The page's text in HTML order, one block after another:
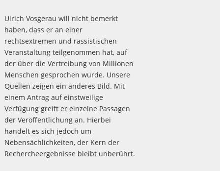
Ulrich Vosgerau will nicht bemerkt
haben, dass er an einer
rechtsextremen und rassistischen
Veranstaltung teilgenommen hat, auf
der über die Vertreibung von Millionen
Menschen gesprochen wurde. Unsere
Quellen zeigen ein anderes Bild. Mit
einem Antrag auf einstweilige
Verfügung greift er einzelne Passagen
der Veröffentlichung an. Hierbei
handelt es sich jedoch um
Nebensächlichkeiten, der Kern der
Rechercheergebnisse bleibt unberührt.